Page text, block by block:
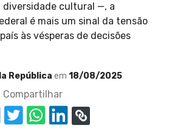
diversidade cultural —, a
é mais um sinal da tensão
às vésperas de decisões
República em 18/08/2025
Compartilhar